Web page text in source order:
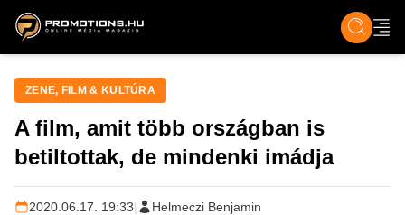
ZENE, FILM & KULT ÉLET TECH &
ZENE, FILM & KULTÚRA
A film, amit több országban is
betiltottak, de mindenki imádja
2020.06.17. 19:33| Helmeczi Benjamin